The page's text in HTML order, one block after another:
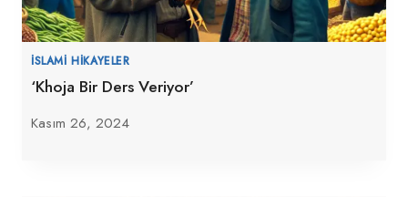
İSLAMI HIKAYELER
‘Khoja Bir Ders Veriyor’
Kasım 26, 2024